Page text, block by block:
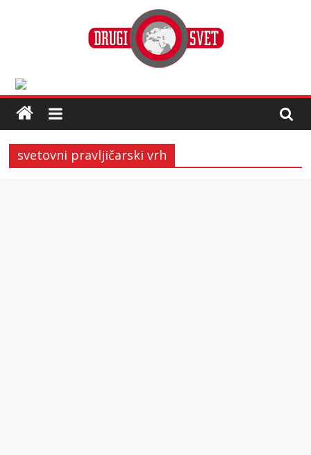
svetovni pravljičarski vrh